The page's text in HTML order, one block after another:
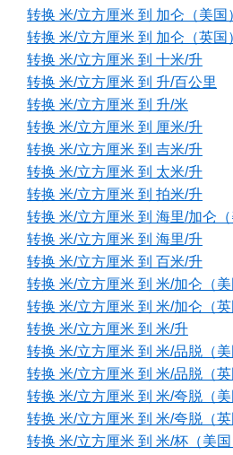
转换 米/立方厘米 到 加仑（美国
转换 米/立方厘米 到 加仑（英国
转换 米/立方厘米 到 十米/升
转换 米/立方厘米 到 升/百公里
转换 米/立方厘米 到 升/米
转换 米/立方厘米 到 厘米/升
转换 米/立方厘米 到 吉米/升
转换 米/立方厘米 到 太米/升
转换 米/立方厘米 到 拍米/升
转换 米/立方厘米 到 海里/加仑（
转换 米/立方厘米 到 海里/升
转换 米/立方厘米 到 百米/升
转换 米/立方厘米 到 米/加仑（美
转换 米/立方厘米 到 米/加仑（英
转换 米/立方厘米 到 米/升
转换 米/立方厘米 到 米/品脱（美
转换 米/立方厘米 到 米/品脱（英
转换 米/立方厘米 到 米/夸脱（美
转换 米/立方厘米 到 米/夸脱（英
转换 米/立方厘米 到 米/杯（美国